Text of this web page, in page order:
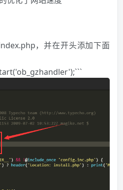
，并在开头添加下面